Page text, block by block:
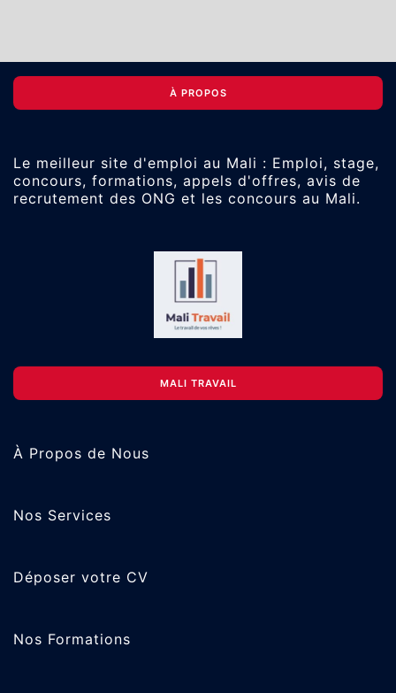
À PROPOS
Le meilleur site d'emploi au Mali : Emploi, stage,
concours, formations, appels d'offres, avis de
recrutement des ONG et les concours au Mali.
MALI TRAVAIL
À Propos de Nous
Nos Services
Déposer votre CV
Nos Formations